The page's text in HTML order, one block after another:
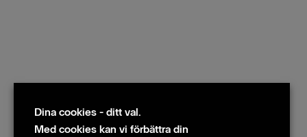
Dina cookies - ditt val.
Med cookies kan vi förbättra din